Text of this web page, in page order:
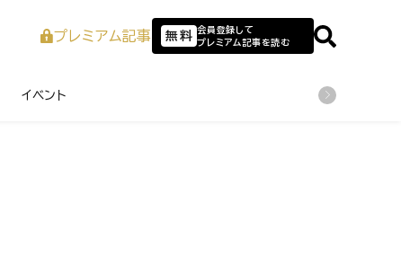
プレミアム記事 無料 会員登録して
プレミアム記事を読む
イベント